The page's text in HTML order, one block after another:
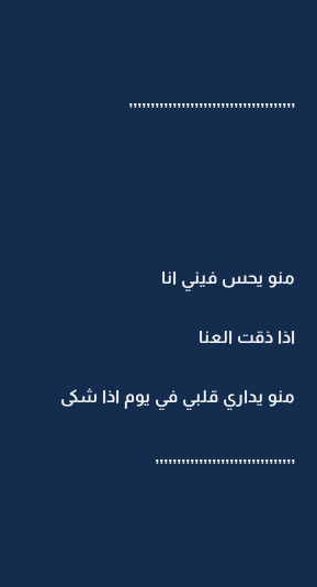
,,,,,,,,,,,,,,,,,,,,,,,,,,,,,,,,,,,,,,
منو يحس فيني انا
اذا ذقت العنا
منو يداري قلبي في يوم اذا شكى
,,,,,,,,,,,,,,,,,,,,,,,,,,,,,,,,